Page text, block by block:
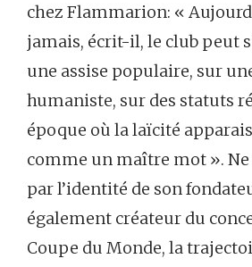
chez Flammarion: «
jamais, écrit-il, le club peut
une assise populaire, sur
humaniste, sur des statuts
époque où la laïcité
comme un maître mot ». Ne
par l’identité de son
également créateur du
Coupe du Monde, la